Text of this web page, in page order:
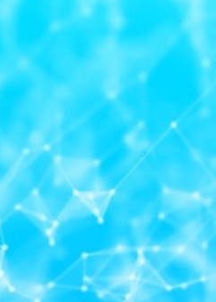
لاگين يا نشاني ايميل :
كلمه ورود :*